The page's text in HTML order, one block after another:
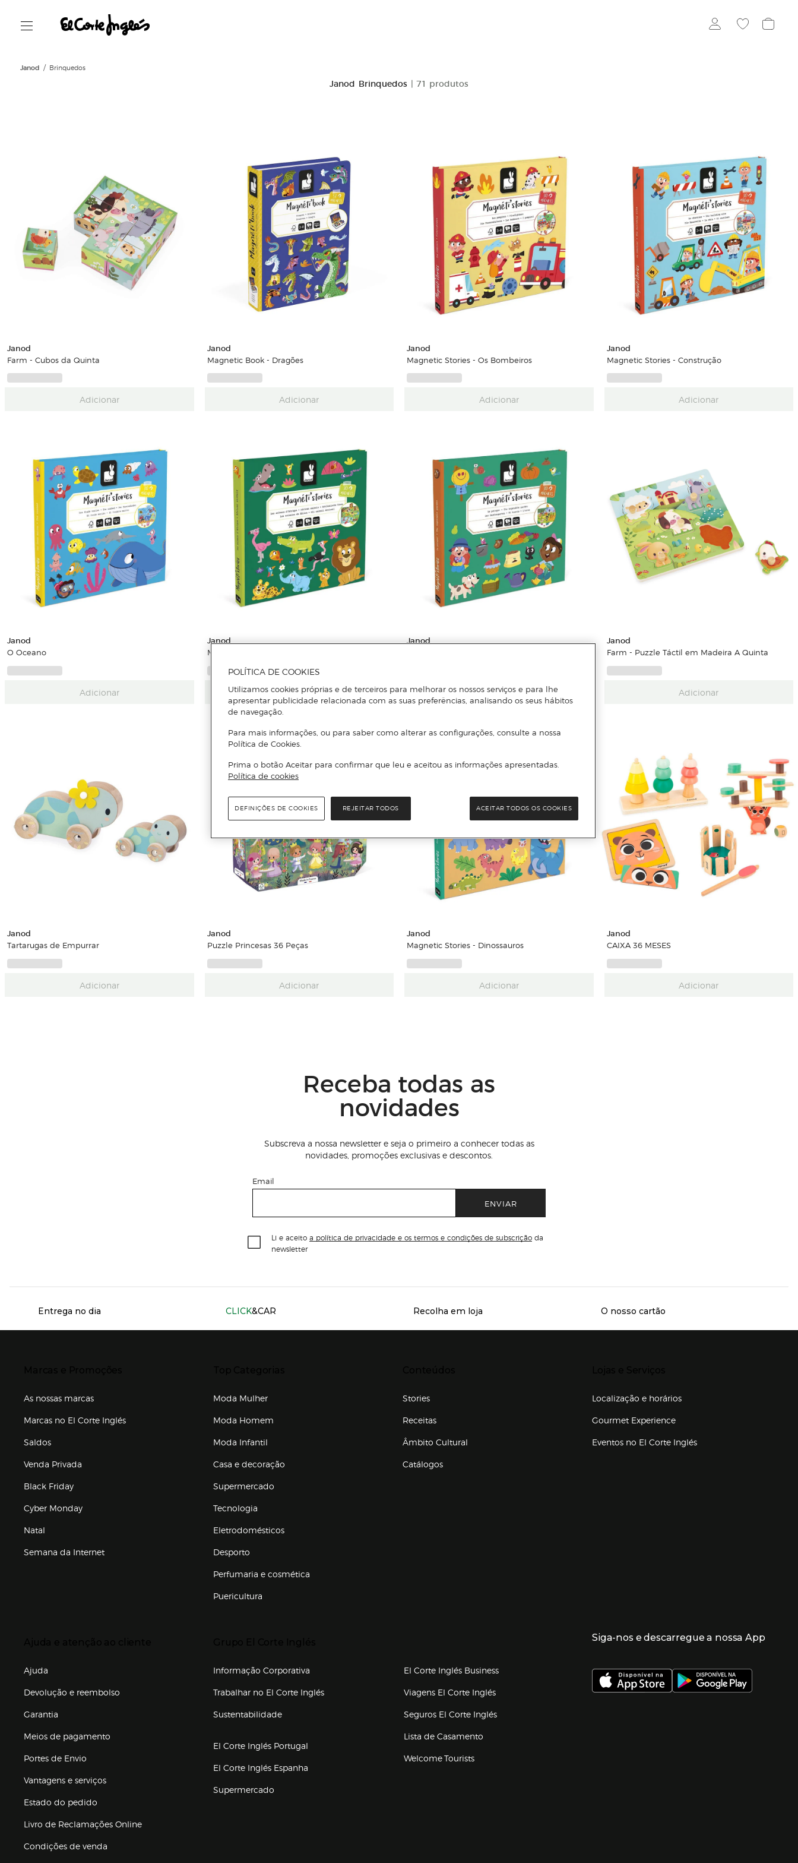
Janod Brinquedos
Janod Brinquedos | 71 produtos
Janod
Farm - Cubos da Quinta
Adicionar
Janod
Magnetic Book - Dragões
Adicionar
Janod
Magnetic Stories - Os Bombeiros
Adicionar
Janod
Magnetic Stories - Construção
Adicionar
Janod
O Oceano
Adicionar
Janod
Magnetic Stories - Animais de África
Adicionar
Janod
Adicionar
Janod
Farm - Puzzle Táctil em Madeira A Quinta
Adicionar
Janod
Tartarugas de Empurrar
Adicionar
Janod
Puzzle Princesas 36 Peças
Adicionar
Janod
Magnetic Stories - Dinossauros
Adicionar
Janod
CAIXA 36 MESES
Adicionar
Receba todas as
novidades
Subscreva a nossa newsletter e seja o primeiro a conhecer todas as
novidades, promoções exclusivas e descontos.
Email
ENVIAR
Li e aceito a política de privacidade e os termos e condições de subscrição da
newsletter
Servicios destacados
Entrega no dia CLICK&CAR Recolha em loja O nosso cartão
As nossas marcas
Marcas no El Corte Inglés
Saldos
Venda Privada
Black Friday
Cyber Monday
Natal
Semana da Internet
Moda Mulher
Moda Homem
Moda Infantil
Casa e decoração
Supermercado
Tecnologia
Eletrodomésticos
Desporto
Perfumaria e cosmética
Puericultura
Stories
Receitas
Âmbito Cultural
Catálogos
Localização e horários
Gourmet Experience
Eventos no El Corte Inglés
Ajuda
Devolução e reembolso
Garantia
Meios de pagamento
Portes de Envio
Vantagens e serviços
Estado do pedido
Livro de Reclamações Online
Condições de venda
Informação Corporativa
Trabalhar no El Corte Inglés(abre en nueva ventana)
Sustentabilidade
El Corte Inglés Portugal
El Corte Inglés Espanha
Supermercado
El Corte Inglés Business
Viagens El Corte Inglés(abre en nueva ventana)
Seguros El Corte Inglés(abre en nueva ventana)
Lista de Casamento
Welcome Tourists
Enlaces de grupo el corte inglés
Siga-nos e descarregue a nossa App
POLÍTICA DE COOKIES
Utilizamos cookies próprias e de terceiros para melhorar os nossos serviços e para lhe
apresentar publicidade relacionada com as suas preferências, analisando os seus hábitos
de navegação.
Para mais informações, ou para saber como alterar as configurações, consulte a nossa
Política de Cookies.
Prima o botão Aceitar para confirmar que leu e aceitou as informações apresentadas.
Política de cookies
REJEITAR TODOS ACEITAR TODOS OS COOKIES
DEFINIÇÕES DE COOKIES